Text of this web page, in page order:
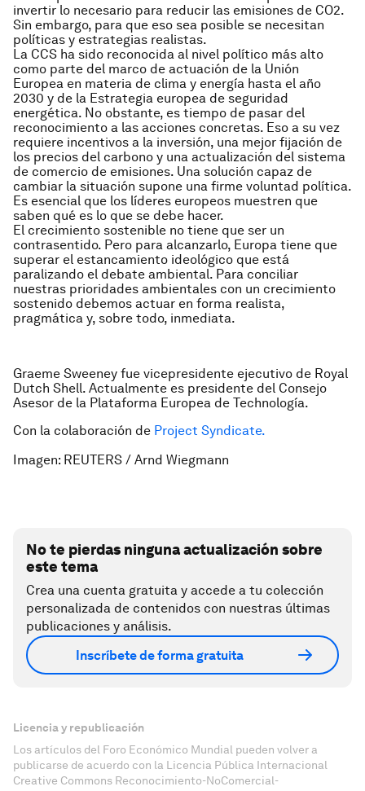
invertir lo necesario para reducir las emisiones de CO2.
Sin embargo, para que eso sea posible se necesitan
políticas y estrategias realistas.
La CCS ha sido reconocida al nivel político más alto
como parte del marco de actuación de la Unión
Europea en materia de clima y energía hasta el año
2030 y de la Estrategia europea de seguridad
energética. No obstante, es tiempo de pasar del
reconocimiento a las acciones concretas. Eso a su vez
requiere incentivos a la inversión, una mejor fijación de
los precios del carbono y una actualización del sistema
de comercio de emisiones. Una solución capaz de
cambiar la situación supone una firme voluntad política.
Es esencial que los líderes europeos muestren que
saben qué es lo que se debe hacer.
El crecimiento sostenible no tiene que ser un
contrasentido. Pero para alcanzarlo, Europa tiene que
superar el estancamiento ideológico que está
paralizando el debate ambiental. Para conciliar
nuestras prioridades ambientales con un crecimiento
sostenido debemos actuar en forma realista,
pragmática y, sobre todo, inmediata.
Graeme Sweeney fue vicepresidente ejecutivo de Royal
Dutch Shell. Actualmente es presidente del Consejo
Asesor de la Plataforma Europea de Technología.
Con la colaboración de Project Syndicate.
Imagen: REUTERS / Arnd Wiegmann
No te pierdas ninguna actualización sobre
este tema
Crea una cuenta gratuita y accede a tu colección
personalizada de contenidos con nuestras últimas
publicaciones y análisis.
Inscríbete de forma gratuita
Licencia y republicación
Los artículos del Foro Económico Mundial pueden volver a
publicarse de acuerdo con la Licencia Pública Internacional
Creative Commons Reconocimiento-NoComercial-